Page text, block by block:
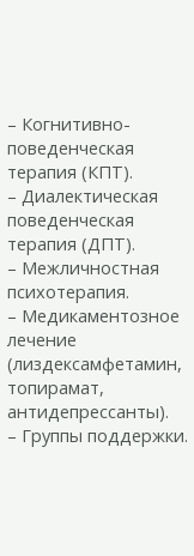
– Когнитивно-
поведенческая
терапия (КПТ).
– Диалектическая
поведенческая
терапия (ДПТ).
– Межличностная
психотерапия.
– Медикаментозное
лечение
(лиздексамфетамин,
топирамат,
антидепрессанты).
– Группы поддержки.